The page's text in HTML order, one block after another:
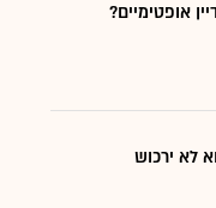
אופטימיים?
לא ירכוש